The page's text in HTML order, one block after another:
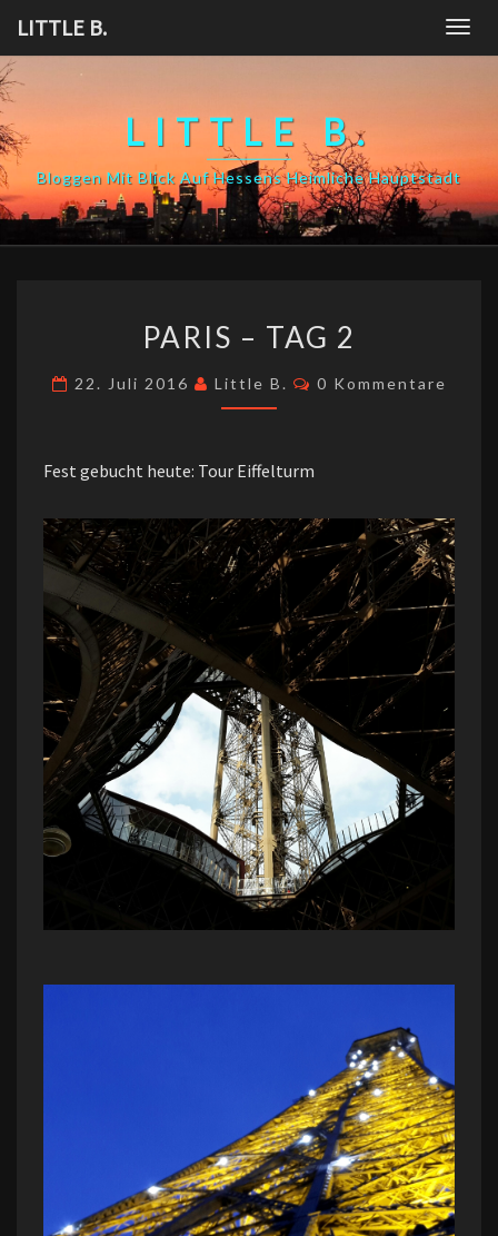
content
LITTLE B.
LITTLE B.
Bloggen Mit Blick Auf Hessens Heimliche Hauptstadt
–
2
PARIS – TAG 2
22. Juli 2016 Little B. Kommentare
0 Kommentare
Fest gebucht heute: Tour Eiffelturm